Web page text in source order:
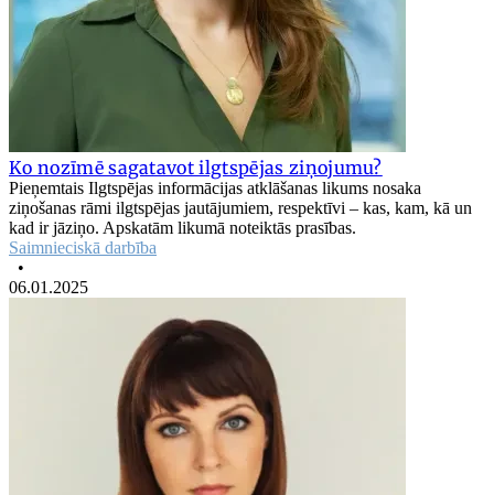
Ko nozīmē sagatavot ilgtspējas ziņojumu?
Pieņemtais Ilgtspējas informācijas atklāšanas likums nosaka
ziņošanas rāmi ilgtspējas jautājumiem, respektīvi – kas, kam, kā un
kad ir jāziņo. Apskatām likumā noteiktās prasības.
Saimnieciskā darbība
•
06.01.2025